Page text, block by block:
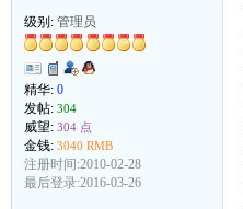
级别: 管理员
精华: 0
发帖: 304
威望: 304 点
金钱: 3040 RMB
注册时间:2010-02-28
最后登录:2016-03-26